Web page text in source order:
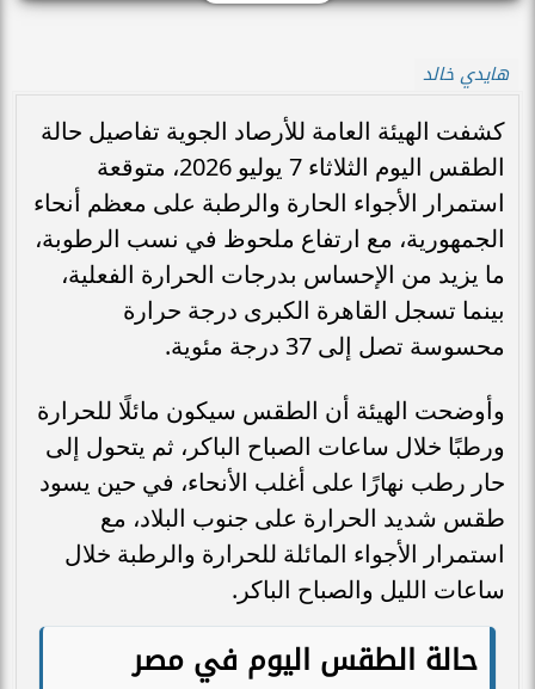
هايدي خالد
كشفت الهيئة العامة للأرصاد الجوية تفاصيل حالة
الطقس اليوم الثلاثاء 7 يوليو 2026، متوقعة
استمرار الأجواء الحارة والرطبة على معظم أنحاء
الجمهورية، مع ارتفاع ملحوظ في نسب الرطوبة،
ما يزيد من الإحساس بدرجات الحرارة الفعلية،
بينما تسجل القاهرة الكبرى درجة حرارة
محسوسة تصل إلى 37 درجة مئوية.
وأوضحت الهيئة أن الطقس سيكون مائلًا للحرارة
ورطبًا خلال ساعات الصباح الباكر، ثم يتحول إلى
حار رطب نهارًا على أغلب الأنحاء، في حين يسود
طقس شديد الحرارة على جنوب البلاد، مع
استمرار الأجواء المائلة للحرارة والرطبة خلال
ساعات الليل والصباح الباكر.
حالة الطقس اليوم في مصر